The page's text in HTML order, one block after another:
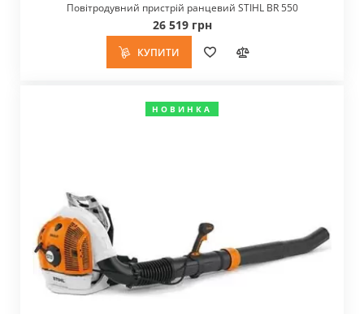
Повітродувний пристрій ранцевий STIHL BR 550
26 519 грн
КУПИТИ
НОВИНКА